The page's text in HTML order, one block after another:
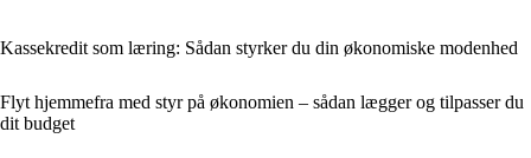
Kassekredit som læring: Sådan styrker du din økonomiske modenhed
Flyt hjemmefra med styr på økonomien – sådan lægger og tilpasser du
dit budget